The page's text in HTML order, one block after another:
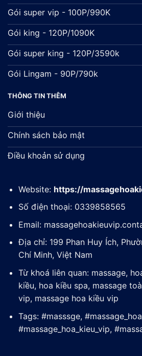
Gói super vip - 100P/990K
Gói king - 120P/1090K
Gói super king - 120P/3590k
Gói Lingam - 90P/790k
THÔNG TIN THÊM
Giới thiệu
Chính sách bảo mật
Điều khoản sử dụng
Website: https://
Số điện thoại: 0339858565
Email:
Địa chỉ: 199 Phan Huy Ích,
Chí Minh, Việt Nam
Từ khoá liên quan: massage,
kiều, hoa kiều spa, massage
vip, massage hoa kiều vip
Tags: #masssge,
#massage_hoa_kieu_vip,